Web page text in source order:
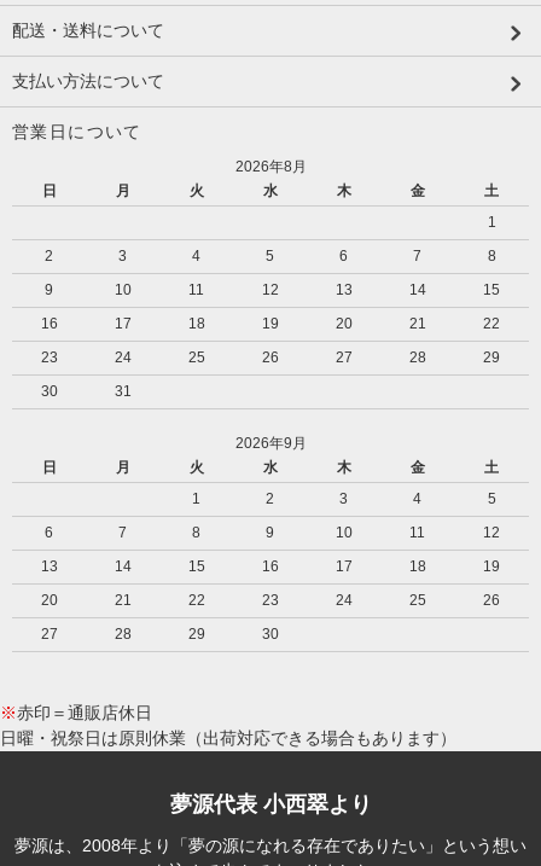
配送・送料について
支払い方法について
営業日について
2026年8月
日
月 火 水 木 金
土
1
2
3 4 5 6 7
8
9
10 11 12 13 14
15
16
17 18 19 20 21
22
23
24 25 26 27 28
29
30
31
2026年9月
日
月 火 水 木 金
土
1
2 3 4
5
6
7 8 9 10 11
12
13
14 15 16 17 18
19
20
21 22 23 24 25
26
27
28 29 30
※赤印＝通販店休日
日曜・祝祭日は原則休業（出荷対応できる場合もあります）
夢源代表 小西翠より
夢源は、2008年より「夢の源になれる存在でありたい」という想い